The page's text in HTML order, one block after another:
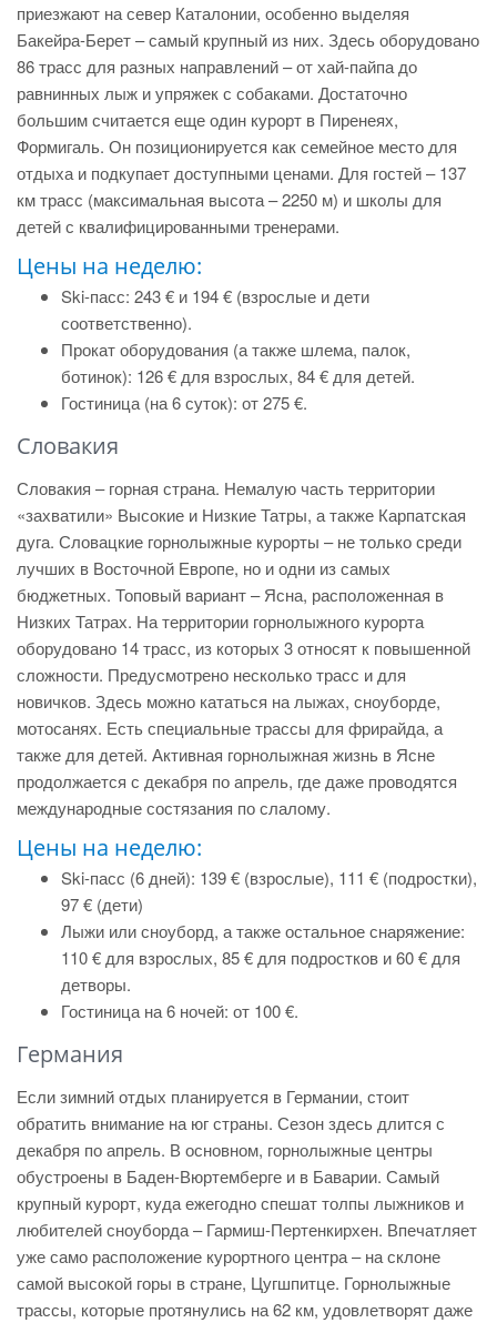
приезжают на север Каталонии, особенно выделяя
Бакейра-Берет – самый крупный из них. Здесь оборудовано
86 трасс для разных направлений – от хай-пайпа до
равнинных лыж и упряжек с собаками. Достаточно
большим считается еще один курорт в Пиренеях,
Формигаль. Он позиционируется как семейное место для
отдыха и подкупает доступными ценами. Для гостей – 137
км трасс (максимальная высота – 2250 м) и школы для
детей с квалифицированными тренерами.
Цены на неделю:
Ski-пасс: 243 € и 194 € (взрослые и дети
соответственно).
Прокат оборудования (а также шлема, палок,
ботинок): 126 € для взрослых, 84 € для детей.
Гостиница (на 6 суток): от 275 €.
Словакия
Словакия – горная страна. Немалую часть территории
«захватили» Высокие и Низкие Татры, а также Карпатская
дуга. Словацкие горнолыжные курорты – не только среди
лучших в Восточной Европе, но и одни из самых
бюджетных. Топовый вариант – Ясна, расположенная в
Низких Татрах. На территории горнолыжного курорта
оборудовано 14 трасс, из которых 3 относят к повышенной
сложности. Предусмотрено несколько трасс и для
новичков. Здесь можно кататься на лыжах, сноуборде,
мотосанях. Есть специальные трассы для фрирайда, а
также для детей. Активная горнолыжная жизнь в Ясне
продолжается с декабря по апрель, где даже проводятся
международные состязания по слалому.
Цены на неделю:
Ski-пасс (6 дней): 139 € (взрослые), 111 € (подростки),
97 € (дети)
Лыжи или сноуборд, а также остальное снаряжение:
110 € для взрослых, 85 € для подростков и 60 € для
детворы.
Гостиница на 6 ночей: от 100 €.
Германия
Если зимний отдых планируется в Германии, стоит
обратить внимание на юг страны. Сезон здесь длится с
декабря по апрель. В основном, горнолыжные центры
обустроены в Баден-Вюртемберге и в Баварии. Самый
крупный курорт, куда ежегодно спешат толпы лыжников и
любителей сноуборда – Гармиш-Пертенкирхен. Впечатляет
уже само расположение курортного центра – на склоне
самой высокой горы в стране, Цугшпитце. Горнолыжные
трассы, которые протянулись на 62 км, удовлетворят даже